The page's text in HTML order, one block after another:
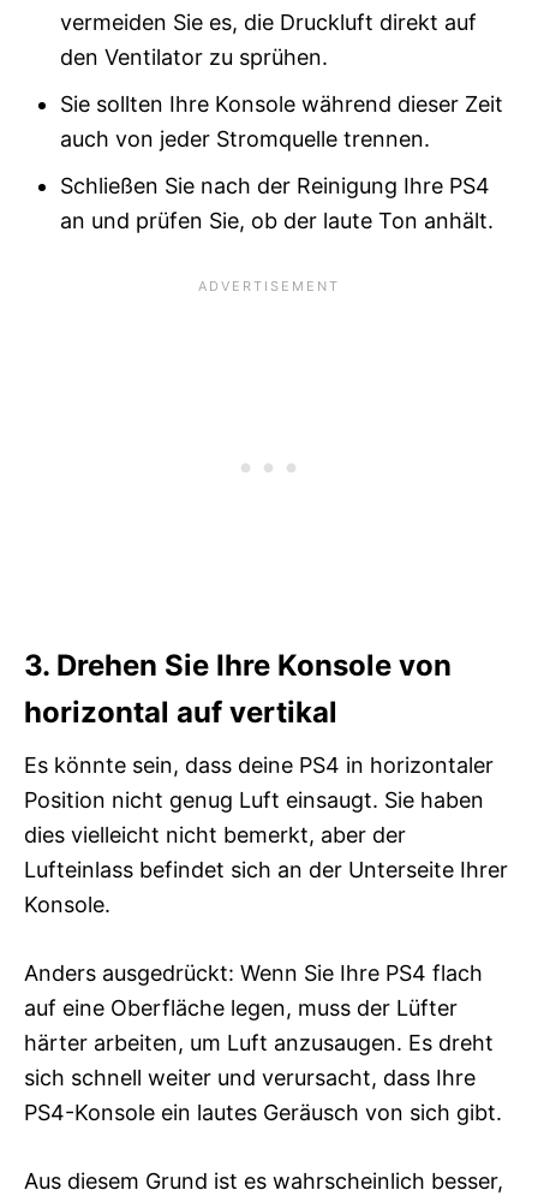
vermeiden Sie es, die Druckluft direkt auf
den Ventilator zu sprühen.
Sie sollten Ihre Konsole während dieser Zeit
auch von jeder Stromquelle trennen.
Schließen Sie nach der Reinigung Ihre PS4
an und prüfen Sie, ob der laute Ton anhält.
3. Drehen Sie Ihre Konsole von
horizontal auf vertikal
Es könnte sein, dass deine PS4 in horizontaler
Position nicht genug Luft einsaugt. Sie haben
dies vielleicht nicht bemerkt, aber der
Lufteinlass befindet sich an der Unterseite Ihrer
Konsole.
Anders ausgedrückt: Wenn Sie Ihre PS4 flach
auf eine Oberfläche legen, muss der Lüfter
härter arbeiten, um Luft anzusaugen. Es dreht
sich schnell weiter und verursacht, dass Ihre
PS4-Konsole ein lautes Geräusch von sich gibt.
Aus diesem Grund ist es wahrscheinlich besser,